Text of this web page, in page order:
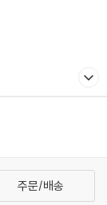
주문/배송